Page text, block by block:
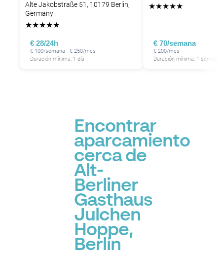
Alte Jakobstraße 51, 10179 Berlin,
Germany
★★★★★
€ 28/24h
€ 100/semana · € 250/mes
Duración mínima: 1 día
★★★★★
€ 70/semana
€ 200/mes
Duración mínima: 1 semana
Encontrar
aparcamiento
cerca de
Alt-
Berliner
Gasthaus
Julchen
Hoppe,
Berlín